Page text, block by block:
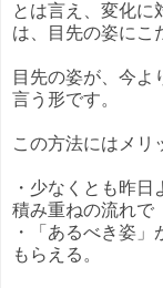
とは言え、変化に
は、目先の姿にこ
目先の姿が、今よ
言う形です。
この方法にはメリ
・少なくとも昨
積み重ねの流れで
・「あるべき姿
もらえる。